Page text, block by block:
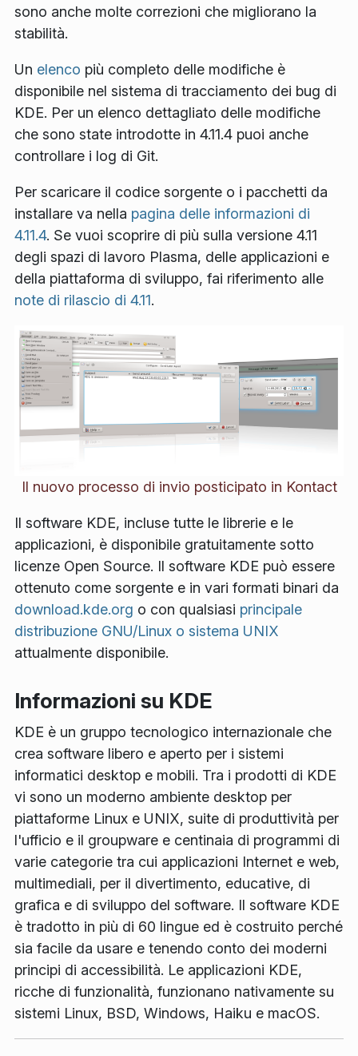
sono anche molte correzioni che migliorano la
stabilità.
Un elenco più completo delle modifiche è
disponibile nel sistema di tracciamento dei bug di
KDE. Per un elenco dettagliato delle modifiche
che sono state introdotte in 4.11.4 puoi anche
controllare i log di Git.
Per scaricare il codice sorgente o i pacchetti da
installare va nella pagina delle informazioni di
4.11.4. Se vuoi scoprire di più sulla versione 4.11
degli spazi di lavoro Plasma, delle applicazioni e
della piattaforma di sviluppo, fai riferimento alle
note di rilascio di 4.11.
Il nuovo processo di invio posticipato in Kontact
Il software KDE, incluse tutte le librerie e le
applicazioni, è disponibile gratuitamente sotto
licenze Open Source. Il software KDE può essere
ottenuto come sorgente e in vari formati binari da
download.kde.org o con qualsiasi principale
distribuzione GNU/Linux o sistema UNIX
attualmente disponibile.
Informazioni su KDE
KDE è un gruppo tecnologico internazionale che
crea software libero e aperto per i sistemi
informatici desktop e mobili. Tra i prodotti di KDE
vi sono un moderno ambiente desktop per
piattaforme Linux e UNIX, suite di produttività per
l'ufficio e il groupware e centinaia di programmi di
varie categorie tra cui applicazioni Internet e web,
multimediali, per il divertimento, educative, di
grafica e di sviluppo del software. Il software KDE
è tradotto in più di 60 lingue ed è costruito perché
sia facile da usare e tenendo conto dei moderni
principi di accessibilità. Le applicazioni KDE,
ricche di funzionalità, funzionano nativamente su
sistemi Linux, BSD, Windows, Haiku e macOS.